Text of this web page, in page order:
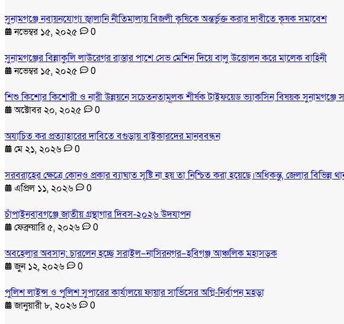
সুনামগঞ্জে নবায়নযোগ্য জ্বালানি নীতিমালায় বিজলী কৃষিকে অন্তর্ভুক্ত করার দাবীতে কৃষক সমাবেশ
নভেম্বর ১৫, ২০২৫
0
সুনামগঞ্জের বিন্নাকুলি লাউরেগর রাস্তার পাশে সেভ মেশিন দিয়ে বালু উত্তোলন করে মালেক বাহিনী
নভেম্বর ১৫, ২০২৫
0
শিশু কিশোর কিশোরী ও নারী উন্নয়নে সচেতনতামূলক শীর্ষক টাইফয়েড ভ্যাকসিন বিষয়ক সুনামগঞ্জে
অক্টোবর ২০, ২০২৫
0
অযাচিত কর প্রত্যাহারের দাবিতে বগুড়ায় বাইকারদের মানববন্ধন
মে ২১, ২০২৬
0
সরবরাহের ক্ষেত্রে কোনও প্রকার ব্যাঘাত সৃষ্টি না হয় তা নিশ্চিত করা হয়েছে।অধিকন্তু, জেলার বিভিন্ন
এপ্রিল ১১, ২০২৬
0
চাঁপাইনবাবগঞ্জে জাতীয় গ্রন্থাগার দিবস-২০২৬ উদযাপন
ফেব্রুয়ারি ৫, ২০২৬
0
অবহেলার অবসান: চারলেন হচ্ছে সরাইল–নাসিরনগর–হবিগঞ্জ আঞ্চলিক মহাসড়ক
জুন ১২, ২০২৬
0
পুলিশ লাইন্স ও পুলিশ সুপারের কার্যালয়ে ফায়ার সার্ভিসের অগ্নি-নির্বাপন মহড়া
জানুয়ারী ৮, ২০২৬
0